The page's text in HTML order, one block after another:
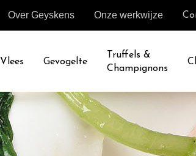
Over Geyskens Onze werkwijze
Vlees Gevogelte
Truffels &
Champignons